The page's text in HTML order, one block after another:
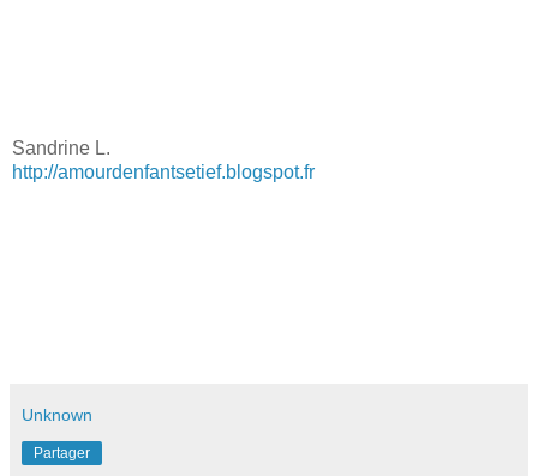
Sandrine L.
http://amourdenfantsetief.blogspot.fr
Unknown
Partager